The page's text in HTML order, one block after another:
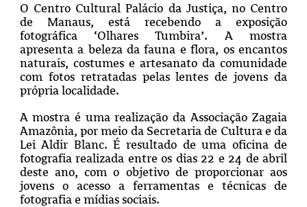
O Centro Cultural Palácio da Justiça, no Centro
de Manaus, está recebendo a exposição
fotográfica ‘Olhares Tumbira’. A mostra
apresenta a beleza da fauna e flora, os encantos
naturais, costumes e artesanato da comunidade
com fotos retratadas pelas lentes de jovens da
própria localidade.
A mostra é uma realização da Associação Zagaia
Amazônia, por meio da Secretaria de Cultura e da
Lei Aldir Blanc. É resultado de uma oficina de
fotografia realizada entre os dias 22 e 24 de abril
deste ano, com o objetivo de proporcionar aos
jovens o acesso a ferramentas e técnicas de
fotografia e mídias sociais.